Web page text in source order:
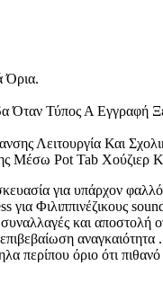
Όρια.
Όταν Τύπος Α Εγγραφή
Λειτουργία Και
Μέσω Pot Tab Χούζιερ
για υπάρχον
για Φιλιππινέζικους
και αποστολή
περίπου όριο ότι